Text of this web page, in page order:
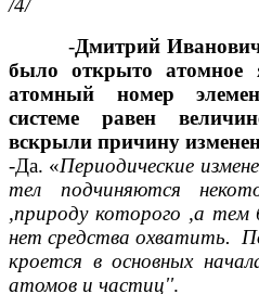
/4/
-Дмитрий
было открыто атомное
атомный номер
системе равен
вскрыли причину
-Да. «Периодические
тел подчиняются
,природу которого ,а тем
нет средства охватить.
кроется в основных
атомов и частиц''.